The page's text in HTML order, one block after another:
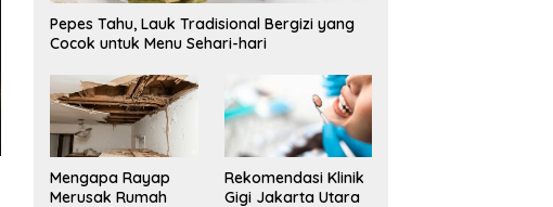
Pepes Tahu, Lauk Tradisional Bergizi yang
Cocok untuk Menu Sehari-hari
Mengapa Rayap
Merusak Rumah
Rekomendasi Klinik
Gigi Jakarta Utara